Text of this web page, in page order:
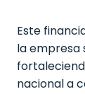
Este
la empresa
nacional a